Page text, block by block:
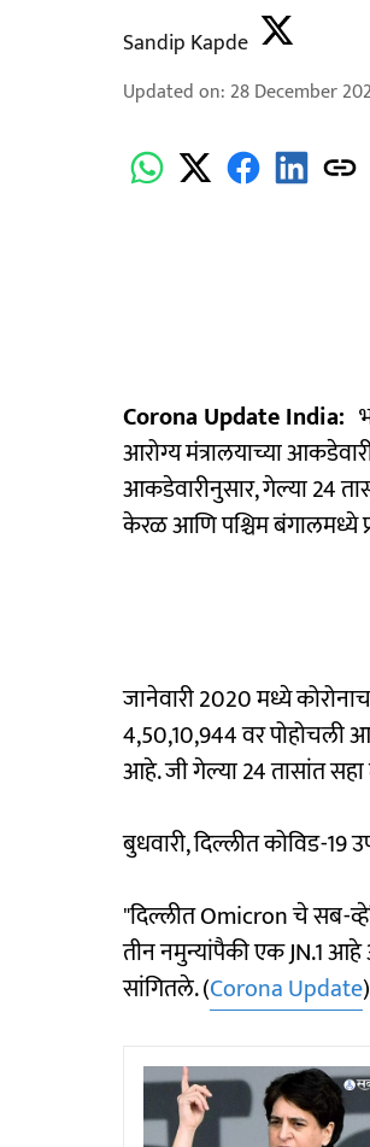
Sandip Kapde
Updated on: 28 December
Corona Update India:
आरोग्य मंत्रालयाच्या
आकडेवारीनुसार, गेल्या 24
केरळ आणि पश्चिम बंगालमध्ये
जानेवारी 2020 मध्ये
4,50,10,944 वर पोहोचली
आहे. जी गेल्या 24 तासांत सहा
बुधवारी, दिल्लीत कोविड-19
"दिल्लीत Omicron चे सब-
तीन नमुन्यांपैकी एक JN.1
सांगितले. (Corona Update)